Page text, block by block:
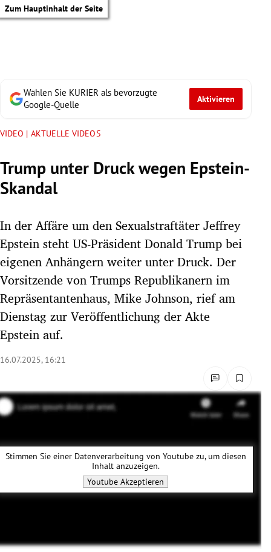
Zum Hauptinhalt der Seite
Untermenü
Untermenü
Untermenü
Untermenü
Untermenü
Untermenü
Wählen Sie KURIER als bevorzugte
Google-Quelle
Aktivieren
VIDEO | AKTUELLE VIDEOS
Trump unter Druck wegen Epstein-
Skandal
In der Affäre um den Sexualstraftäter Jeffrey
Epstein steht US-Präsident Donald Trump bei
eigenen Anhängern weiter unter Druck. Der
Vorsitzende von Trumps Republikanern im
Repräsentantenhaus, Mike Johnson, rief am
Dienstag zur Veröffentlichung der Akte
Epstein auf.
16.07.2025, 16:21
Stimmen Sie einer Datenverarbeitung von Youtubezu, um diesen
Inhalt anzuzeigen.
Youtube Akzeptieren